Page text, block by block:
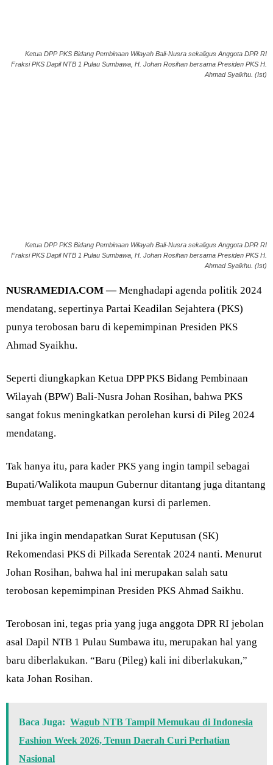
Ketua DPP PKS Bidang Pembinaan Wilayah Bali-Nusra sekaligus Anggota DPR RI
Fraksi PKS Dapil NTB 1 Pulau Sumbawa, H. Johan Rosihan bersama Presiden PKS H.
Ahmad Syaikhu. (Ist)
Ketua DPP PKS Bidang Pembinaan Wilayah Bali-Nusra sekaligus Anggota DPR RI
Fraksi PKS Dapil NTB 1 Pulau Sumbawa, H. Johan Rosihan bersama Presiden PKS H.
Ahmad Syaikhu. (Ist)
NUSRAMEDIA.COM —Menghadapi agenda politik 2024
mendatang, sepertinya Partai Keadilan Sejahtera (PKS)
punya terobosan baru di kepemimpinan Presiden PKS
Ahmad Syaikhu.
Seperti diungkapkan Ketua DPP PKS Bidang Pembinaan
Wilayah (BPW) Bali-Nusra Johan Rosihan, bahwa PKS
sangat fokus meningkatkan perolehan kursi di Pileg 2024
mendatang.
Tak hanya itu, para kader PKS yang ingin tampil sebagai
Bupati/Walikota maupun Gubernur ditantang juga ditantang
membuat target pemenangan kursi di parlemen.
Ini jika ingin mendapatkan Surat Keputusan (SK)
Rekomendasi PKS di Pilkada Serentak 2024 nanti. Menurut
Johan Rosihan, bahwa hal ini merupakan salah satu
terobosan kepemimpinan Presiden PKS Ahmad Saikhu.
Terobosan ini, tegas pria yang juga anggota DPR RI jebolan
asal Dapil NTB 1 Pulau Sumbawa itu, merupakan hal yang
baru diberlakukan. “Baru (Pileg) kali ini diberlakukan,”
kata Johan Rosihan.
Baca Juga: Wagub NTB Tampil Memukau di Indonesia
Fashion Week 2026, Tenun Daerah Curi Perhatian
Nasional